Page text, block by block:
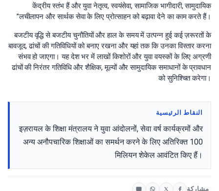
केंद्रीय स्तंभ हैं और युवा नेतृत्व, स्वयंसेवा, सामाजिक भागीदारी, सामुदायिक
लचीलापन और सार्थक सेवा के लिए प्रोत्साहन को बढ़ावा देने का काम करते हैं।”
बजटीय वृद्धि से बजटीय चुनौतियों और हाल के समय में उत्पन्न हुई कई ज़रूरतों के
बावजूद, ढांचों की गतिविधियों को बनाए रखना और यहां तक कि उनका विस्तार करना
संभव हो जाएगा। यह देश भर में लाखों किशोरों और युवा वयस्कों के लिए अग्रणी
ढांचों की निरंतर गतिविधि और शैक्षिक, मूल्यों और सामुदायिक समाधानों के प्रावधान
को सुनिश्चित करेगा।
النقاط الرئيسية
इज़रायल के शिक्षा मंत्रालय ने युवा आंदोलनों, सेवा वर्ष कार्यक्रमों और
अन्य अनौपचारिक शिक्षाओं का समर्थन करने के लिए अतिरिक्त 100
मिलियन शेकेल आवंटित किए हैं।
مشاركة